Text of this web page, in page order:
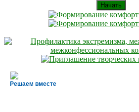
Начать
Решаем вместе